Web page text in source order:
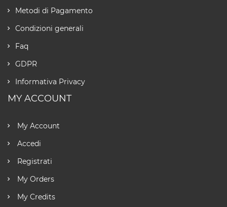
Metodi di Pagamento
Condizioni generali
Faq
GDPR
Informativa Privacy
MY ACCOUNT
My Account
Accedi
Registrati
My Orders
My Credits